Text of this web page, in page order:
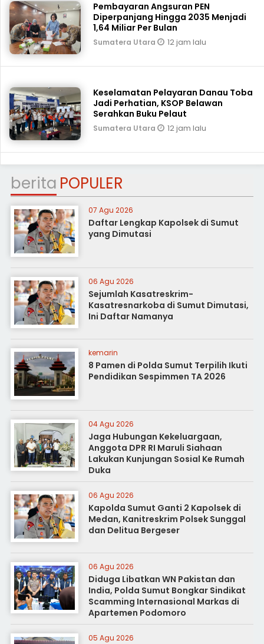
Pembayaran Angsuran PEN
Diperpanjang Hingga 2035 Menjadi
1,64 Miliar Per Bulan
Sumatera Utara 12 jam lalu
Keselamatan Pelayaran Danau Toba
Jadi Perhatian, KSOP Belawan
Serahkan Buku Pelaut
Sumatera Utara 12 jam lalu
berita POPULER
07 Agu 2026
Daftar Lengkap Kapolsek di Sumut
yang Dimutasi
06 Agu 2026
Sejumlah Kasatreskrim-
Kasatresnarkoba di Sumut Dimutasi,
Ini Daftar Namanya
kemarin
8 Pamen di Polda Sumut Terpilih Ikuti
Pendidikan Sespimmen TA 2026
04 Agu 2026
Jaga Hubungan Kekeluargaan,
Anggota DPR RI Maruli Siahaan
Lakukan Kunjungan Sosial Ke Rumah
Duka
06 Agu 2026
Kapolda Sumut Ganti 2 Kapolsek di
Medan, Kanitreskrim Polsek Sunggal
dan Delitua Bergeser
06 Agu 2026
Diduga Libatkan WN Pakistan dan
India, Polda Sumut Bongkar Sindikat
Scamming Internasional Markas di
Apartemen Podomoro
05 Agu 2026